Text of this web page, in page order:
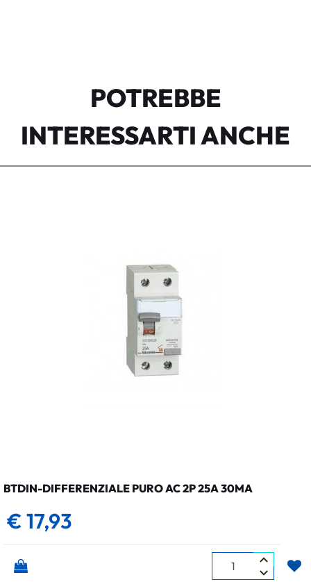
POTREBBE
INTERESSARTI ANCHE
BTDIN-DIFFERENZIALE PURO AC 2P 25A 30MA
€ 17,93
Quantità